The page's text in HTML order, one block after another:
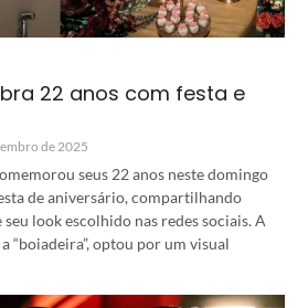
22 anos com festa e
de 2025
seus 22 anos neste domingo
de aniversário, compartilhando
look escolhido nas redes sociais. A
“boiadeira”, optou por um visual